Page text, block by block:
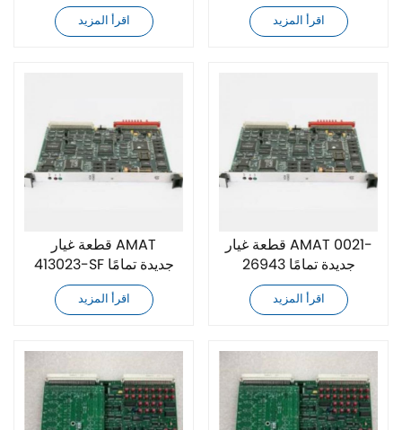
اقرأ المزيد اقرأ المزيد
قطعة غيار AMAT
413023-SF جديدة تمامًا
اقرأ المزيد
قطعة غيار AMAT 0021-
26943 جديدة تمامًا
اقرأ المزيد